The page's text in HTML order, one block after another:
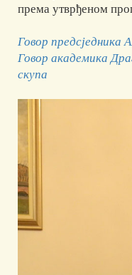
према утврђеном
Говор
Говор академика
скупa